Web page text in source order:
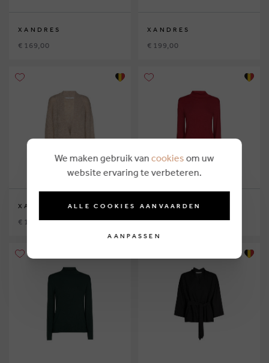
XANDRES
€ 169,00
XANDRES
€ 199,00
XANDRES
€ 199,00
XANDRES
€ 99,00
We maken gebruik van cookies om uw
website ervaring te verbeteren.
ALLE COOKIES AANVAARDEN
AANPASSEN